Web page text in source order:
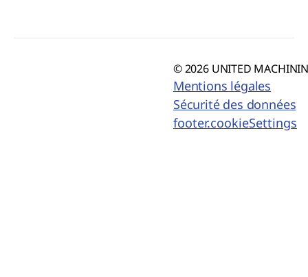
© 2026 UNITED
Mentions légales
Sécurité des données
footer.cookieSettings